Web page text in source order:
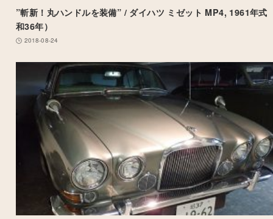
”斬新！丸ハンドルを装備” / ダイハツ ミゼット MP4, 1961年式
和36年）
2018-08-24